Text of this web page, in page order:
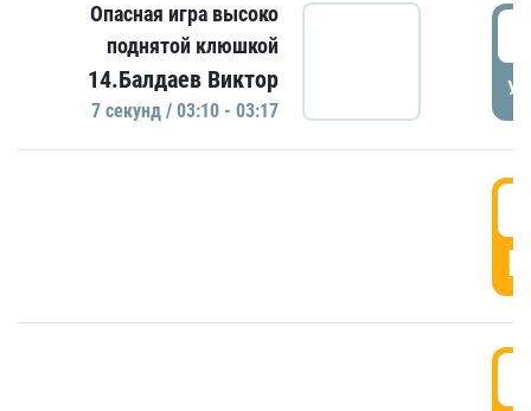
Опасная игра высоко
поднятой клюшкой
14.Балдаев Виктор
7 секунд / 03:10 - 03:17